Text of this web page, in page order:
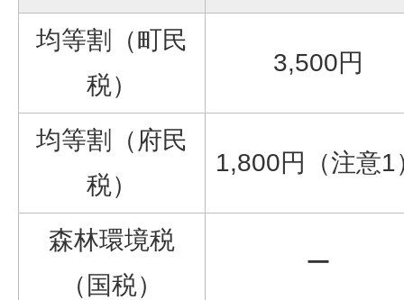
均等割（町民
税）
3,500円
均等割（府民
税）
1,800円（注意1
森林環境税
（国税）
ー